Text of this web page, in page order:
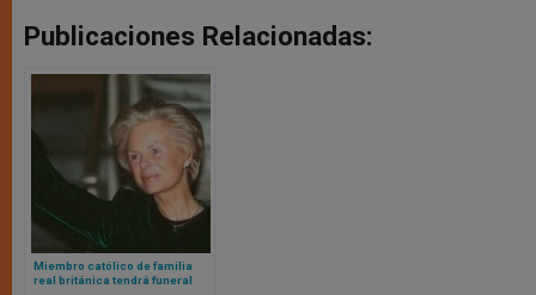
Publicaciones Relacionadas:
Miembro católico de familia
real británica tendrá funeral